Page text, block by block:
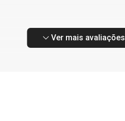
Ver mais avaliações